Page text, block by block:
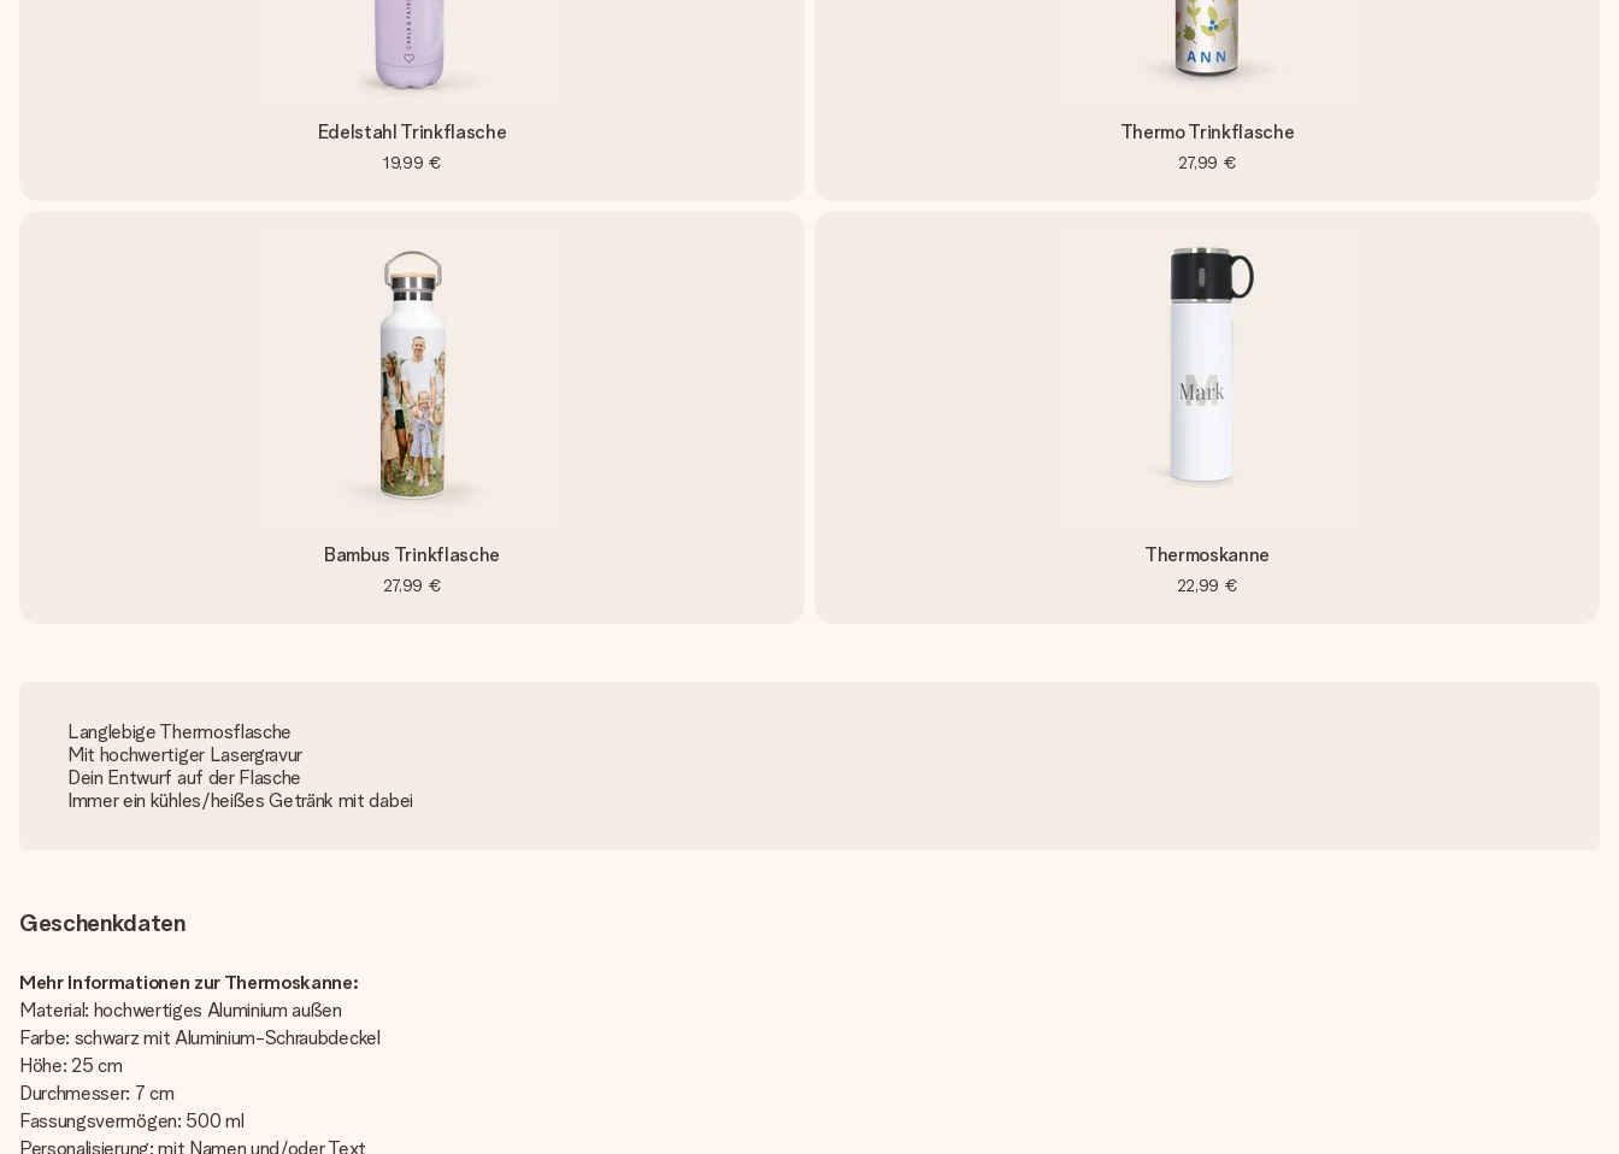
Edelstahl Trinkflasche
19,99 €
Thermo Trinkflasche
27,99 €
Bambus Trinkflasche
27,99 €
Thermoskanne
22,99 €
Langlebige Thermosflasche
Mit hochwertiger Lasergravur
Dein Entwurf auf der Flasche
Immer ein kühles/heißes Getränk mit dabei
Geschenkdaten
Mehr Informationen zur Thermoskanne:
Material: hochwertiges Aluminium außen
Farbe: schwarz mit Aluminium-Schraubdeckel
Höhe: 25 cm
Durchmesser: 7 cm
Fassungsvermögen: 500 ml
Personalisierung: mit Namen und/oder Text